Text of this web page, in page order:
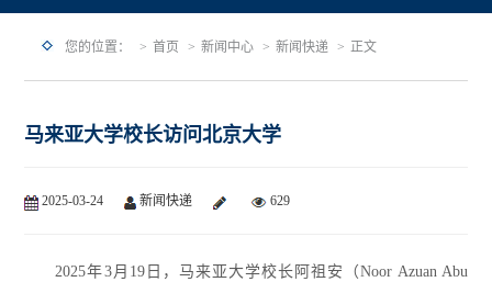
您的位置： 首页 新闻中心 新闻快递 正文
马来亚大学校长访问北京大学
2025-03-24 新闻快递 629
2025年3月19日，马来亚大学校长阿祖安（Noor Azuan Abu